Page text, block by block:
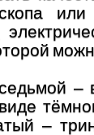
или
–
–